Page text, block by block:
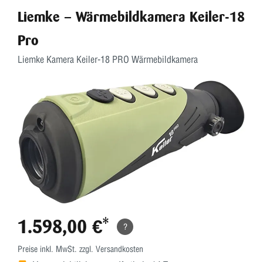
Liemke – Wärmebildkamera Keiler-18
Pro
Liemke Kamera Keiler-18 PRO Wärmebildkamera
1.598,00 €* ?
Preise inkl. MwSt. zzgl. Versandkosten